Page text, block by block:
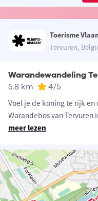
Toerisme
Tervuren,
Warandewandeling
5.8 km 4/5
Voel je de koning te rijk
Warandebos van Tervuren
meer lezen